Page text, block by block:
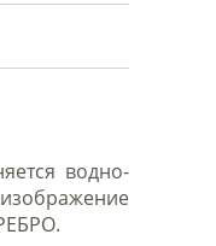
водно-